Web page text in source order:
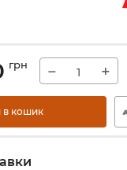
грн − +
в кошик